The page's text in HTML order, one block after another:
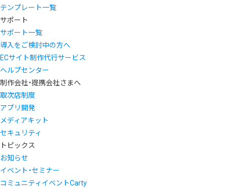
テンプレート一覧
サポート
サポート一覧
導入をご検討中の方へ
ECサイト制作代行サービス
ヘルプセンター
制作会社・提携会社さまへ
取次店制度
アプリ開発
メディアキット
セキュリティ
トピックス
お知らせ
イベント・セミナー
コミュニティイベントCarty